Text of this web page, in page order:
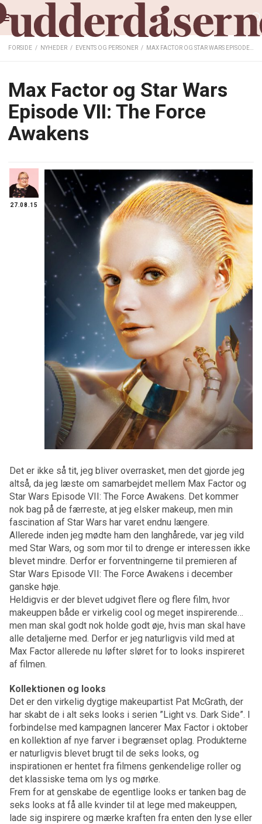
FORSIDE / NYHEDER / EVENTS OG PERSONER / MAX FACTOR OG STAR WARS EPISODE VII: THE FORCE AWAKENS
Max Factor og Star Wars
Episode VII: The Force
Awakens
27.08.15
Det er ikke så tit, jeg bliver overrasket, men det gjorde jeg
altså, da jeg læste om samarbejdet mellem Max Factor og
Star Wars Episode VII: The Force Awakens. Det kommer
nok bag på de færreste, at jeg elsker makeup, men min
fascination af Star Wars har varet endnu længere.
Allerede inden jeg mødte ham den langhårede, var jeg vild
med Star Wars, og som mor til to drenge er interessen ikke
blevet mindre. Derfor er forventningerne til premieren af
Star Wars Episode VII: The Force Awakens i december
ganske høje.
Heldigvis er der blevet udgivet flere og flere film, hvor
makeuppen både er virkelig cool og meget inspirerende…
men man skal godt nok holde godt øje, hvis man skal have
alle detaljerne med. Derfor er jeg naturligvis vild med at
Max Factor allerede nu løfter sløret for to looks inspireret
af filmen.
Kollektionen og looks
Det er den virkelig dygtige makeupartist Pat McGrath, der
har skabt de i alt seks looks i serien ”Light vs. Dark Side”. I
forbindelse med kampagnen lancerer Max Factor i oktober
en kollektion af nye farver i begrænset oplag. Produkterne
er naturligvis blevet brugt til de seks looks, og
inspirationen er hentet fra filmens genkendelige roller og
det klassiske tema om lys og mørke.
Frem for at genskabe de egentlige looks er tanken bag de
seks looks at få alle kvinder til at lege med makeuppen,
lade sig inspirere og mærke kraften fra enten den lyse eller